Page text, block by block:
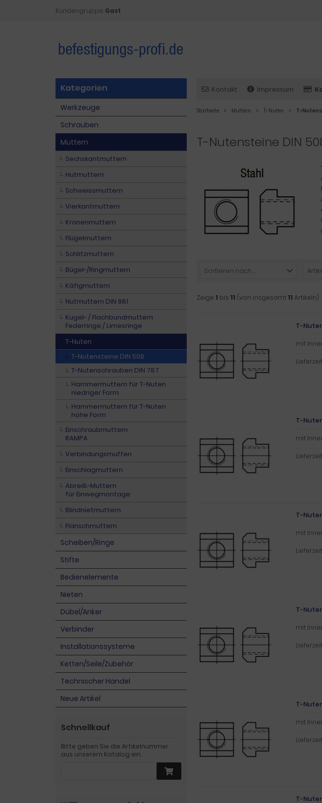
Kundengruppe: Gast
Kontakt Impressum
Startseite Muttern T-Nuten T-
T-Nutensteine DIN
Sortieren nach ...
Zeige 1 bis 11 (von insgesamt11 Artikeln)
T-
mit
T-
mit
T-
mit
T-
mit
T-
mit
T-
Kategorien
Werkzeuge
Schrauben
Muttern
Sechskantmuttern
Hutmuttern
Schweissmuttern
Vierkantmuttern
Kronenmuttern
Flügelmuttern
Schlitzmuttern
Bügel-/Ringmuttern
Käfigmuttern
Nutmuttern DIN 981
Kugel- / Flachbundmuttern
Federringe / Limesringe
T-Nuten
T-Nutensteine DIN 508
T-Nutenschrauben DIN 787
Hammermuttern für T-Nuten
niedriger Form
Hammermuttern für T-Nuten
hohe Form
Einschraubmuttern
RAMPA
Verbindungsmuffen
Einschlagmuttern
Abreiß-Muttern
für Einwegmontage
Blindnietmuttern
Flanschmuttern
Scheiben/Ringe
Stifte
Bedienelemente
Nieten
Dübel/Anker
Verbinder
Installationssysteme
Ketten/Seile/Zubehör
Technischer Handel
Neue Artikel
Schnellkauf
Bitte geben Sie die Artikelnummer
aus unserem Katalog ein.